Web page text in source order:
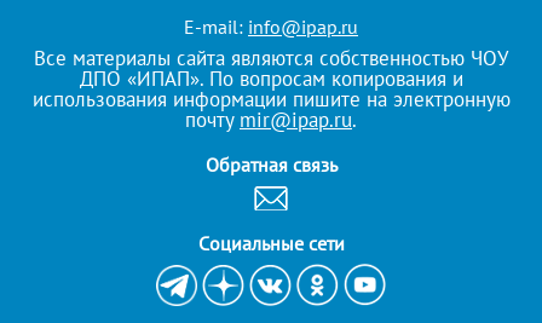
E-mail: info@ipap.ru
Все материалы сайта являются собственностью ЧОУ
ДПО «ИПАП». По вопросам копирования и
использования информации пишите на электронную
почту mir@ipap.ru.
Обратная связь
Cоциальные сети